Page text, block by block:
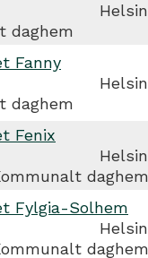
daghem
Fanny
daghem
Fenix
daghem
Fylgia-Solhem
daghem